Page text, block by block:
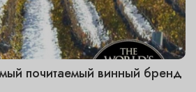
почитаемый винный бренд